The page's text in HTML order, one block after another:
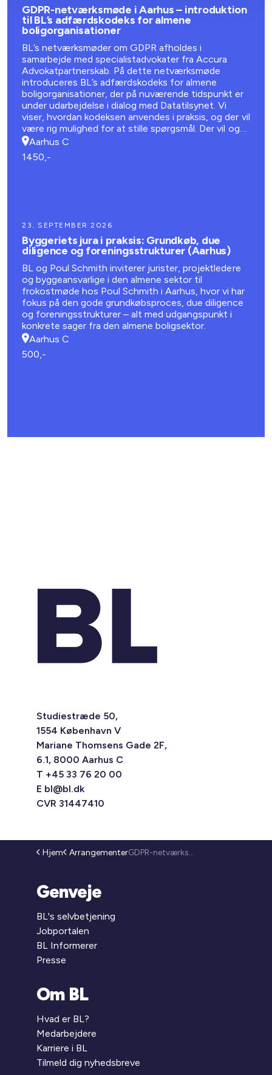
GDPR-netværksmøde i Aarhus – introduktion
til BL’s adfærdskodeks for almene
boligorganisationer
BL’s netværksmøder om GDPR afholdes i
samarbejde med specialistadvokater fra Accura
Advokatpartnerskab. På dette netværksmøde
introduceres BL’s adfærdskodeks for almene
boligorganisationer, der på nuværende tidspunkt er
under udarbejdelse i dialog med Datatilsynet. Vi
viser, hvordan kodeksen anvendes i praksis, og der vil
være rig mulighed for at stille spørgsmål. Der vil også
være plads til generel erfaringsudveksling om GDPR
Aarhus C
1450,-
23. SEPTEMBER 2026
Byggeriets jura i praksis: Grundkøb, due
diligence og foreningsstrukturer (Aarhus)
BL og Poul Schmith inviterer jurister, projektledere
og byggeansvarlige i den almene sektor til
frokostmøde hos Poul Schmith i Aarhus, hvor vi har
fokus på den gode grundkøbsproces, due diligence
og foreningsstrukturer – alt med udgangspunkt i
konkrete sager fra den almene boligsektor.
Aarhus C
500,-
Studiestræde 50,
1554 København V
Mariane Thomsens Gade 2F,
6.1, 8000 Aarhus C
T +45 33 76 20 00
E bl@bl.dk
CVR 31447410
Hjem Arrangementer GDPR-netværksmøde i Odense – introduktion til BL’s adfærdskodeks for almene boligorganisationer (26-171)
Genveje
BL's selvbetjening
Jobportalen
BL Informerer
Presse
Om BL
Hvad er BL?
Medarbejdere
Karriere i BL
Tilmeld dig nyhedsbreve